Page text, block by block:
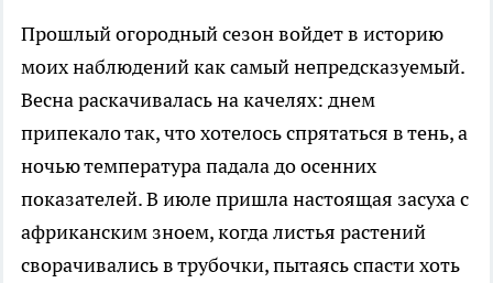
Прошлый огородный сезон войдет в историю
моих наблюдений как самый непредсказуемый.
Весна раскачивалась на качелях: днем
припекало так, что хотелось спрятаться в тень, а
ночью температура падала до осенних
показателей. В июле пришла настоящая засуха с
африканским зноем, когда листья растений
сворачивались в трубочки, пытаясь спасти хоть